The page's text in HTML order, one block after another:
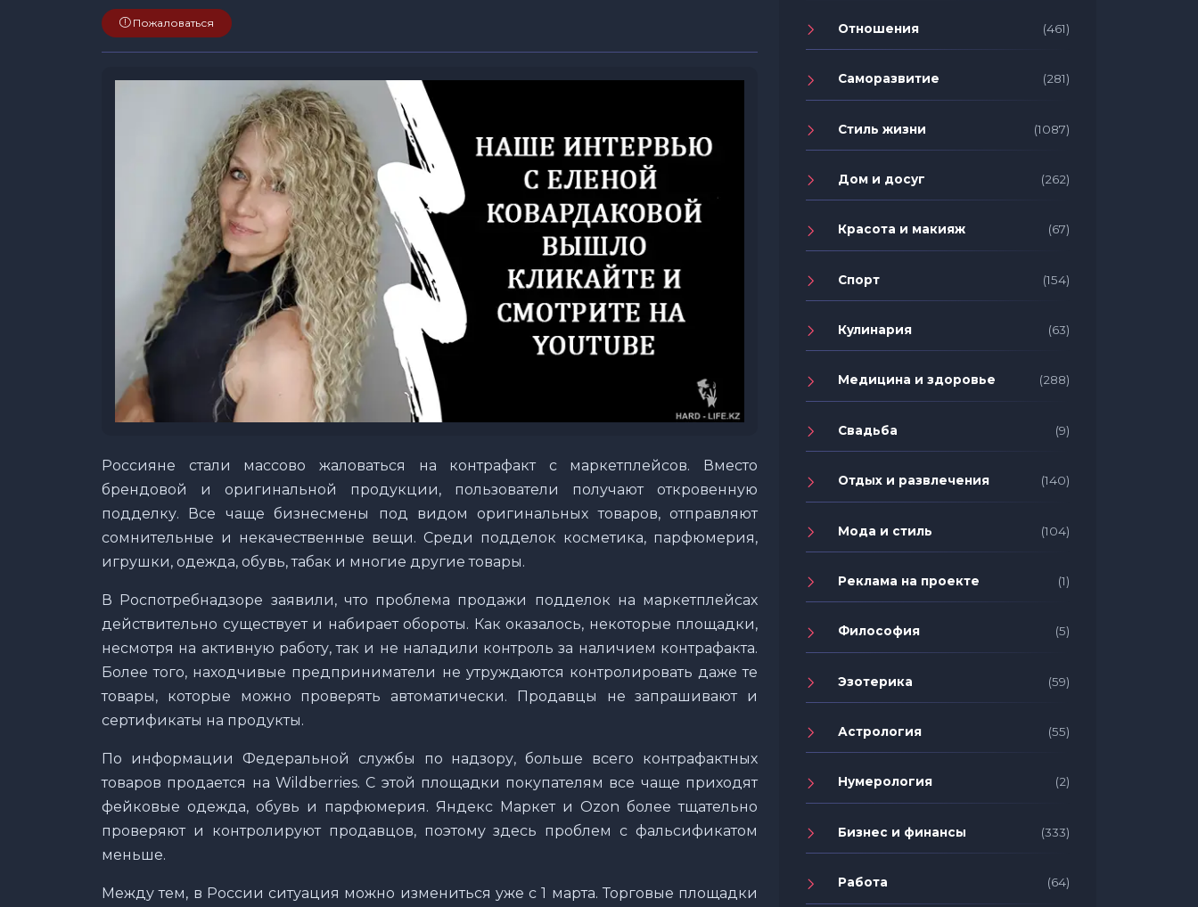
Пожаловаться
Россияне стали массово жаловаться на контрафакт с маркетплейсов. Вместо
брендовой и оригинальной продукции, пользователи получают откровенную
подделку. Все чаще бизнесмены под видом оригинальных товаров, отправляют
сомнительные и некачественные вещи. Среди подделок косметика, парфюмерия,
игрушки, одежда, обувь, табак и многие другие товары.
В Роспотребнадзоре заявили, что проблема продажи подделок на маркетплейсах
действительно существует и набирает обороты. Как оказалось, некоторые площадки,
несмотря на активную работу, так и не наладили контроль за наличием контрафакта.
Более того, находчивые предприниматели не утруждаются контролировать даже те
товары, которые можно проверять автоматически. Продавцы не запрашивают и
сертификаты на продукты.
По информации Федеральной службы по надзору, больше всего контрафактных
товаров продается на Wildberries. С этой площадки покупателям все чаще приходят
фейковые одежда, обувь и парфюмерия. Яндекс Маркет и Ozon более тщательно
проверяют и контролируют продавцов, поэтому здесь проблем с фальсификатом
меньше.
Между тем, в России ситуация можно измениться уже с 1 марта. Торговые площадки
Отношения (461)
Саморазвитие (281)
Стиль жизни (1087)
Дом и досуг (262)
Красота и макияж (67)
Спорт (154)
Кулинария (63)
Медицина и здоровье (288)
Свадьба (9)
Отдых и развлечения (140)
Мода и стиль (104)
Реклама на проекте (1)
Философия (5)
Эзотерика (59)
Астрология (55)
Нумерология (2)
Бизнес и финансы (333)
Работа (64)